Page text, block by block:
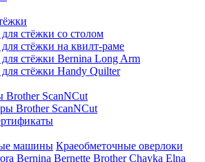
стёжки со столом
стёжки на квилт-раме
стёжки Bernina Long Arm
стёжки Handy Quilter
Brother ScanNCut
Brother ScanNCut
машины Краеобметочные оверлоки
Bernina Bernette Brother Chayka Elna